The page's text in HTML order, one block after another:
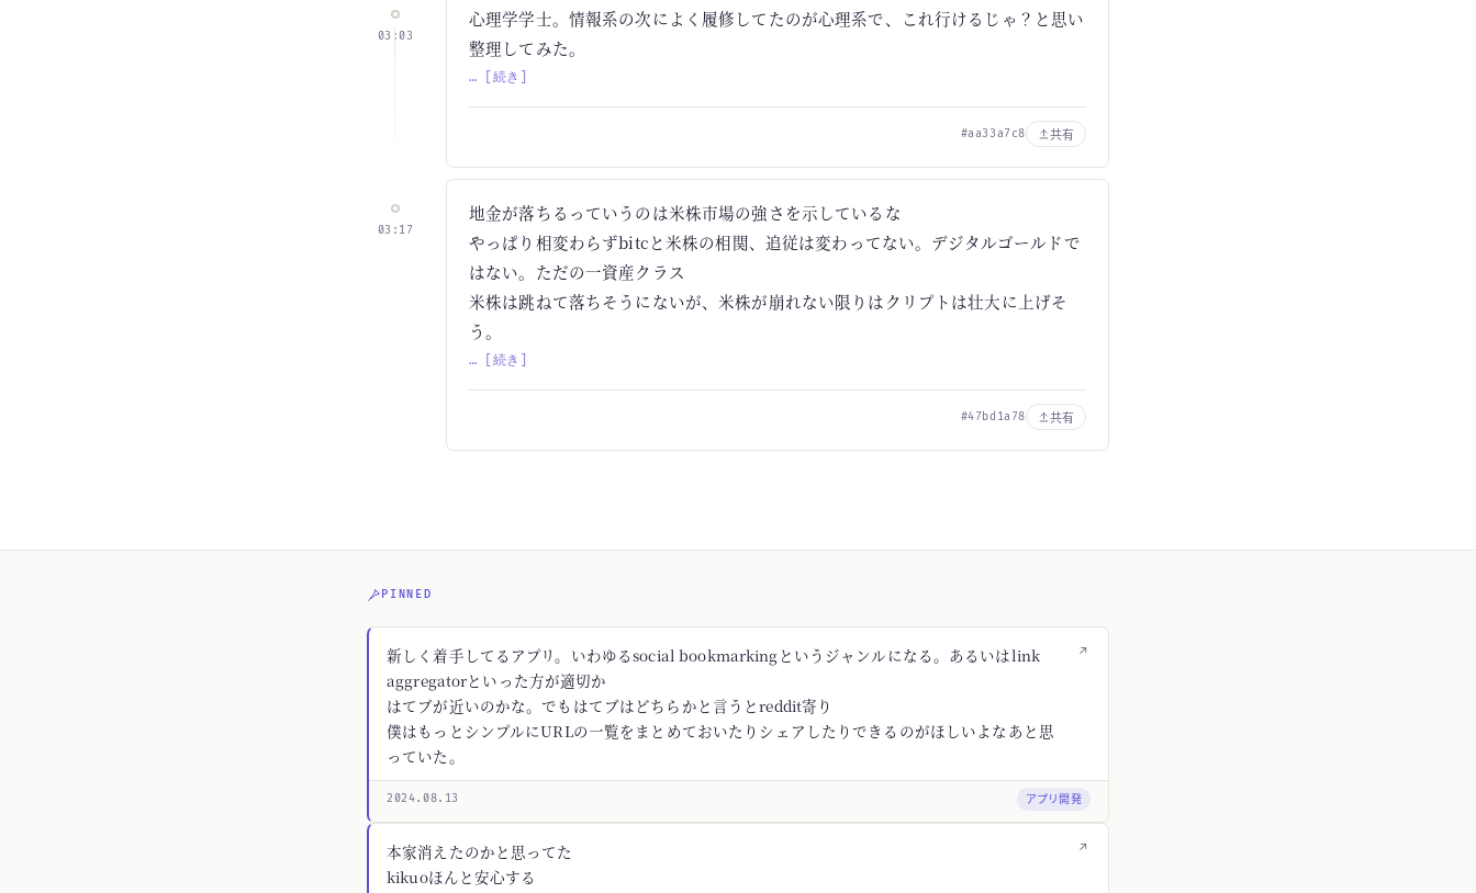
03:03
心理学学士。情報系の次によく履修してたのが心理系で、これ行けるじゃ？と思い
整理してみた。
… [続き]
#aa33a7c8 共有
03:17
地金が落ちるっていうのは米株市場の強さを示しているな
やっぱり相変わらずbitcと米株の相関、追従は変わってない。デジタルゴールドで
はない。ただの一資産クラス
米株は跳ねて落ちそうにないが、米株が崩れない限りはクリプトは壮大に上げそ
う。
… [続き]
#47bd1a78 共有
PINNED
↗
新しく着手してるアプリ。いわゆるsocial bookmarkingというジャンルになる。あるいはlink
aggregatorといった方が適切か
はてブが近いのかな。でもはてブはどちらかと言うとreddit寄り
僕はもっとシンプルにURLの一覧をまとめておいたりシェアしたりできるのがほしいよなあと思
っていた。
2024.08.13 アプリ開発
↗
本家消えたのかと思ってた
kikuoほんと安心する